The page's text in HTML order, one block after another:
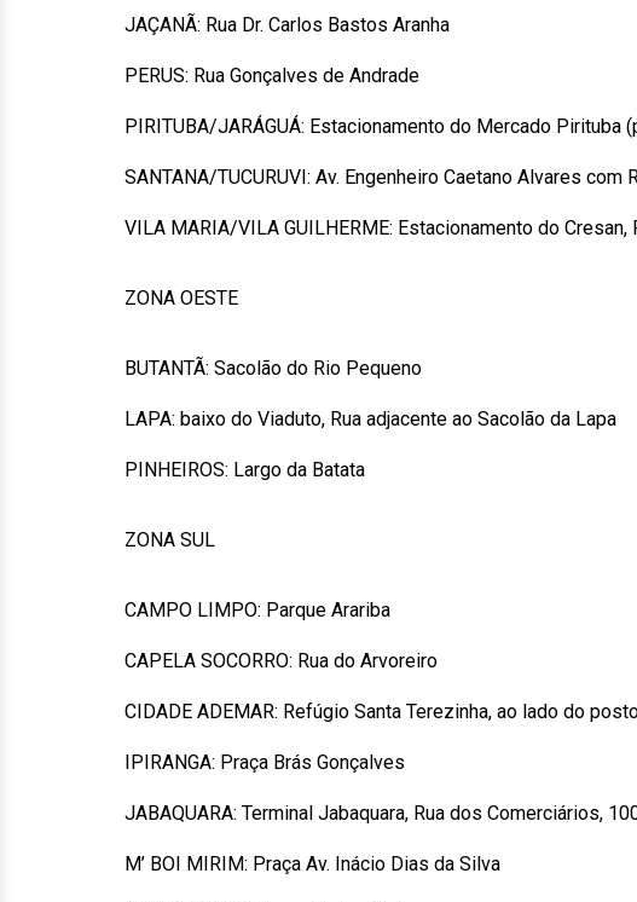
JAÇANÃ: Rua Dr. Carlos Bastos Aranha
PERUS: Rua Gonçalves de Andrade
PIRITUBA/JARÁGUÁ: Estacionamento do Mercado Pirituba
SANTANA/TUCURUVI: Av. Engenheiro Caetano Alvares com
VILA MARIA/VILA GUILHERME: Estacionamento do Cresan,
ZONA OESTE
BUTANTÃ: Sacolão do Rio Pequeno
LAPA: baixo do Viaduto, Rua adjacente ao Sacolão da Lapa
PINHEIROS: Largo da Batata
ZONA SUL
CAMPO LIMPO: Parque Arariba
CAPELA SOCORRO: Rua do Arvoreiro
CIDADE ADEMAR: Refúgio Santa Terezinha, ao lado do
IPIRANGA: Praça Brás Gonçalves
JABAQUARA: Terminal Jabaquara, Rua dos Comerciários,
M’ BOI MIRIM: Praça Av. Inácio Dias da Silva